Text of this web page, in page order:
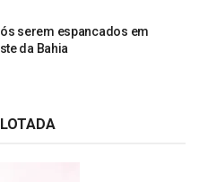
serem espancados em
da Bahia